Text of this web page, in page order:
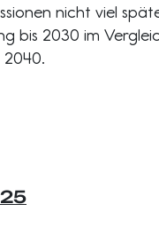
nicht viel
bis 2030 im
2040.